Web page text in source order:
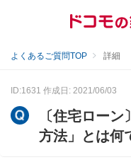
よくあるご質問TOP 詳細
ID:1631 作成日: 2021/06/03
〔住宅ロー
方法」とは何